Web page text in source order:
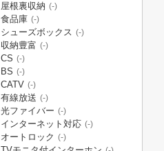
屋根裏収納 (-)
食品庫 (-)
シューズボックス (-)
収納豊富 (-)
CS (-)
BS (-)
CATV (-)
有線放送 (-)
光ファイバー (-)
インターネット対応 (-)
オートロック (-)